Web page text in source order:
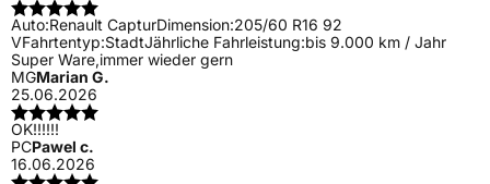
Auto:Renault CapturDimension:205/60 R16 92
VFahrtentyp:StadtJährliche Fahrleistung:bis 9.000 km / Jahr
Super Ware,immer wieder gern
MGMarian G.
25.06.2026
OK!!!!!!
PCPawel c.
16.06.2026